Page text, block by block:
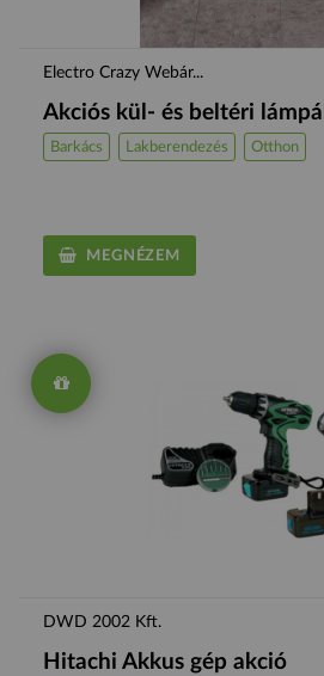
Electro Crazy Webár...
Akciós kül- és beltéri
Barkács Lakberendezés Otthon
MEGNÉZEM
DWD 2002 Kft.
Hitachi Akkus gép akció